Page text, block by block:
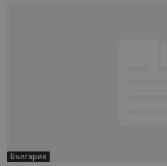
България